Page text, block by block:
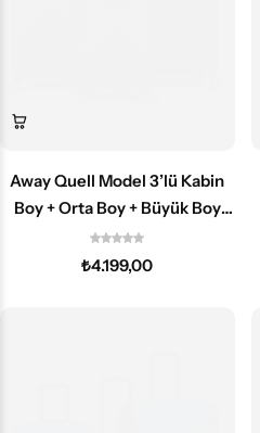
Away Quell Model 3’lü Kabin
Boy + Orta Boy + Büyük Boy
Mor Valiz Seti
₺4.199,00